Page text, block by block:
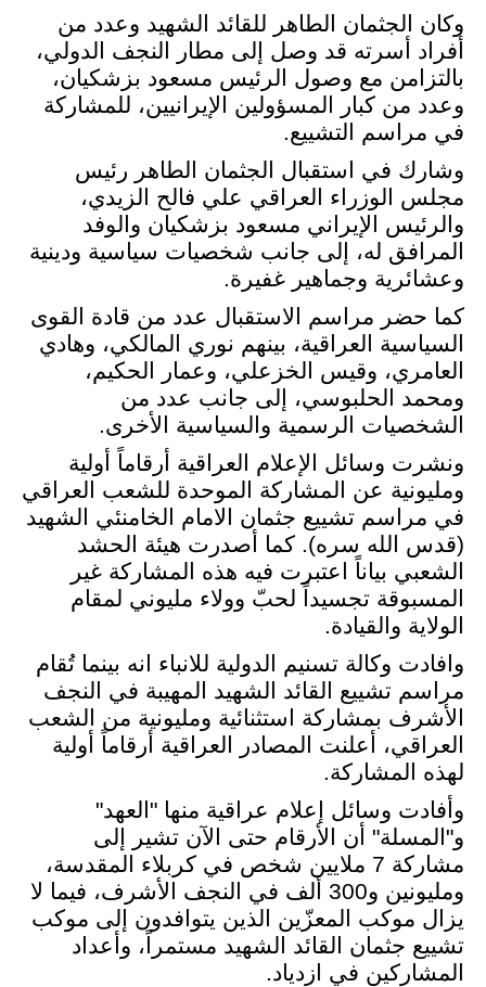
وكان الجثمان الطاهر للقائد الشهيد وعدد من
أفراد أسرته قد وصل إلى مطار النجف الدولي،
بالتزامن مع وصول الرئيس مسعود بزشكيان،
وعدد من كبار المسؤولين الإيرانيين، للمشاركة
في مراسم التشييع.
وشارك في استقبال الجثمان الطاهر رئيس
مجلس الوزراء العراقي علي فالح الزيدي،
والرئيس الإيراني مسعود بزشكيان والوفد
المرافق له، إلى جانب شخصيات سياسية ودينية
وعشائرية وجماهير غفيرة.
كما حضر مراسم الاستقبال عدد من قادة القوى
السياسية العراقية، بينهم نوري المالكي، وهادي
العامري، وقيس الخزعلي، وعمار الحكيم،
ومحمد الحلبوسي، إلى جانب عدد من
الشخصيات الرسمية والسياسية الأخرى.
ونشرت وسائل الإعلام العراقية أرقاماً أولية
ومليونية عن المشاركة الموحدة للشعب العراقي
في مراسم تشييع جثمان الامام الخامنئي الشهيد
(قدس الله سره). كما أصدرت هيئة الحشد
الشعبي بياناً اعتبرت فيه هذه المشاركة غير
المسبوقة تجسيداً لحبّ وولاء مليوني لمقام
الولاية والقيادة.
وافادت وكالة تسنيم الدولية للانباء انه بينما تُقام
مراسم تشييع القائد الشهيد المهيبة في النجف
الأشرف بمشاركة استثنائية ومليونية من الشعب
العراقي، أعلنت المصادر العراقية أرقاماً أولية
لهذه المشاركة.
وأفادت وسائل إعلام عراقية منها "العهد"
و"المسلة" أن الأرقام حتى الآن تشير إلى
مشاركة 7 ملايين شخص في كربلاء المقدسة،
ومليونين و300 ألف في النجف الأشرف، فيما لا
يزال موكب المعزّين الذين يتوافدون إلى موكب
تشييع جثمان القائد الشهيد مستمراً، وأعداد
المشاركين في ازدياد.